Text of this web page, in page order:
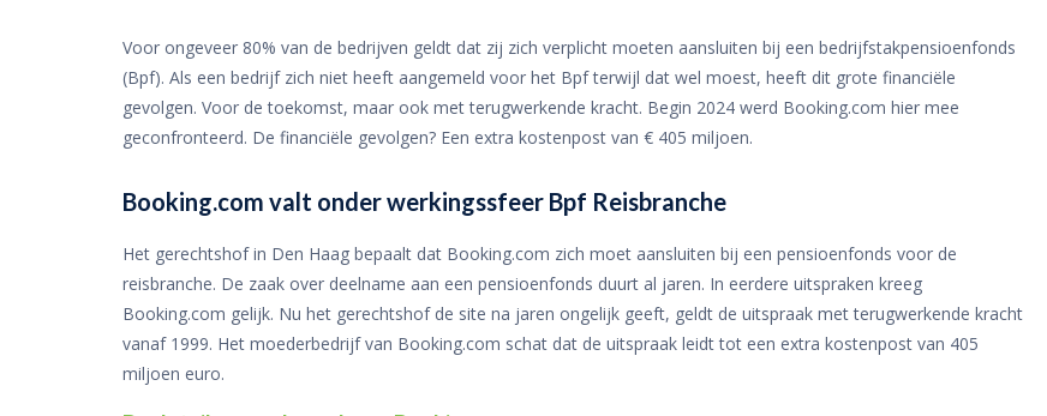
Voor ongeveer 80% van de bedrijven geldt dat zij zich verplicht moeten aansluiten bij een bedrijfstakpensioenfonds
(Bpf). Als een bedrijf zich niet heeft aangemeld voor het Bpf terwijl dat wel moest, heeft dit grote financiële
gevolgen. Voor de toekomst, maar ook met terugwerkende kracht. Begin 2024 werd Booking.com hier mee
geconfronteerd. De financiële gevolgen? Een extra kostenpost van € 405 miljoen.
Booking.com valt onder werkingssfeer Bpf Reisbranche
Het gerechtshof in Den Haag bepaalt dat Booking.com zich moet aansluiten bij een pensioenfonds voor de
reisbranche. De zaak over deelname aan een pensioenfonds duurt al jaren. In eerdere uitspraken kreeg
Booking.com gelijk. Nu het gerechtshof de site na jaren ongelijk geeft, geldt de uitspraak met terugwerkende kracht
vanaf 1999. Het moederbedrijf van Booking.com schat dat de uitspraak leidt tot een extra kostenpost van 405
miljoen euro.